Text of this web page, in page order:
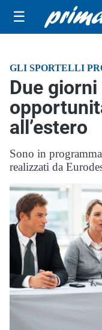
☰
GLI SPORTELLI
Due
all’estero
Sono in
realizzati da